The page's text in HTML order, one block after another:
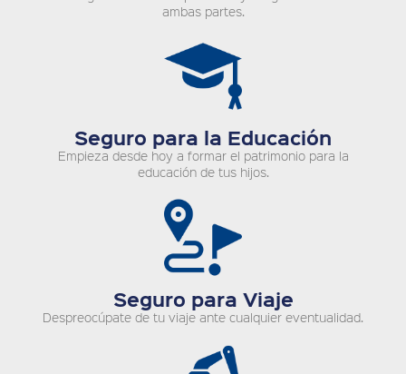
ambas partes.
Seguro para la Educación
Empieza desde hoy a formar el patrimonio para la
educación de tus hijos.
Seguro para Viaje
Despreocúpate de tu viaje ante cualquier eventualidad.